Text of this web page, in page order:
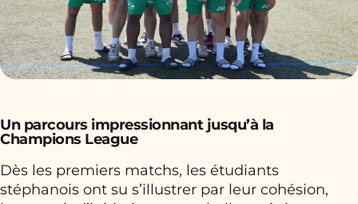
Un parcours impressionnant jusqu’à la
Champions League
Dès les premiers matchs, les étudiants
stéphanois ont su s’illustrer par leur cohésion,